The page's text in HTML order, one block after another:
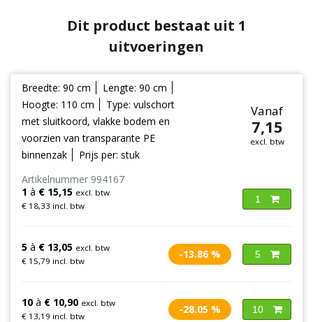
Dit product bestaat uit 1
uitvoeringen
Breedte: 90 cm
Lengte: 90 cm
Hoogte: 110 cm
Type: vulschort
met sluitkoord, vlakke bodem en
voorzien van transparante PE
binnenzak
Prijs per: stuk
Vanaf
7,15
excl. btw
Artikelnummer 994167
1 à € 15,15 excl. btw
€ 18,33 incl. btw
1
5 à € 13,05 excl. btw
€ 15,79 incl. btw
-13.86 % 5
10 à € 10,90 excl. btw
€ 13,19 incl. btw
-28.05 % 10